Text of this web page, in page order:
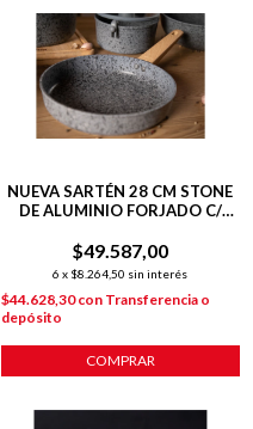
NUEVA SARTÉN 28 CM STONE
DE ALUMINIO FORJADO C/
INDUCCIÓN
$49.587,00
6 x $8.264,50 sin interés
$44.628,30con Transferencia o
depósito
COMPRAR